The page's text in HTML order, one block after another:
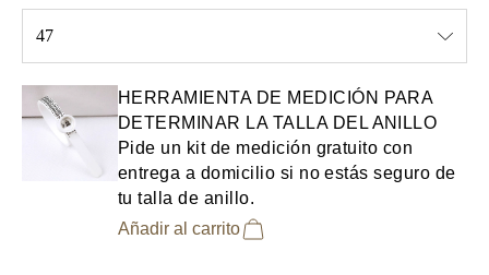
47
HERRAMIENTA DE MEDICIÓN PARA
DETERMINAR LA TALLA DEL ANILLO
Pide un kit de medición gratuito con
entrega a domicilio si no estás seguro de
tu talla de anillo.
Añadir al carrito